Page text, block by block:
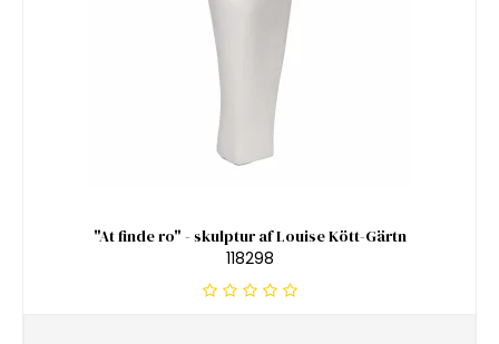
"At finde ro" - skulptur af Louise Kött-Gärtn
118298